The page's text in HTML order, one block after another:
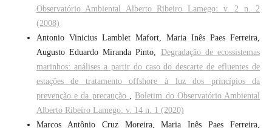
Observatório Ambiental Alberto Ribeiro Lamego: v. 2 n. 2
(2008)
Antonio Vinicius Lamblet Mafort, Maria Inês Paes Ferreira,
Augusto Eduardo Miranda Pinto, Degradação de ecossistemas
marinhos: análises a partir do caso do descarte de efluentes de
estações de tratamento offshore à luz dos princípios da
prevenção e da precaução , Boletim do Observatório Ambiental
Alberto Ribeiro Lamego: v. 14 n. 1 (2020)
Marcos Antônio Cruz Moreira, Maria Inês Paes Ferreira,